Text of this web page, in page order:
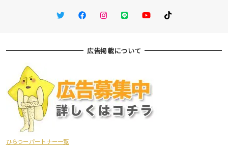
TwitterFacebookInstagram
LINE You TubeTikTok
広告掲載について
ひらつーパートナー一覧